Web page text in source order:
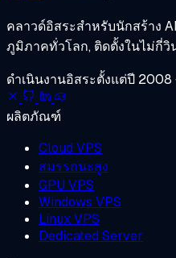
คลาวด์อิสระสำหรับนักสร้าง
ภูมิภาคทั่วโลก, ติดตั้งในไม่กี่วิ
ดำเนินงานอิสระตั้งแต่ปี 2008
ผลิตภัณฑ์
Cloud VPS
สมรรถนะสูง
GPU VPS
Windows VPS
Linux VPS
Dedicated Server